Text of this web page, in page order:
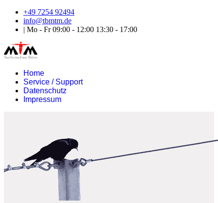
+49 7254 92494
info@tbmtm.de
| Mo - Fr 09:00 - 12:00 13:30 - 17:00
Home
Service / Support
Datenschutz
Impressum